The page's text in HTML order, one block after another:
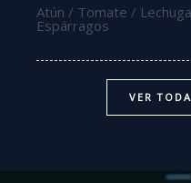
Atún / Tomate /
Espárragos
VER